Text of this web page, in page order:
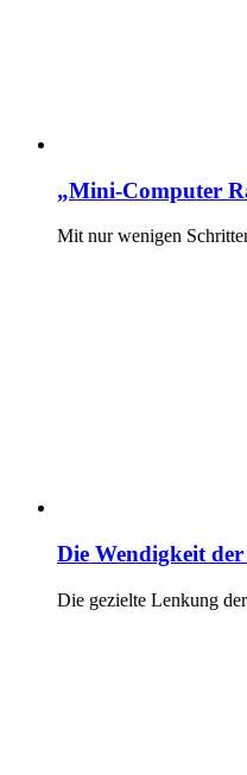
„Mini-Computer
Mit nur wenigen
Die Wendigkeit
Die gezielte Lenkung